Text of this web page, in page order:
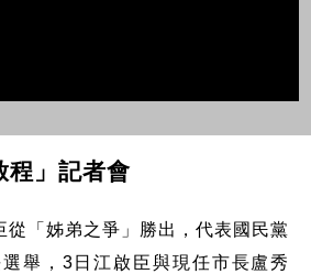
程」記者會
從「姊弟之爭」勝出，代表國民黨
舉，3日江啟臣與現任市長盧秀